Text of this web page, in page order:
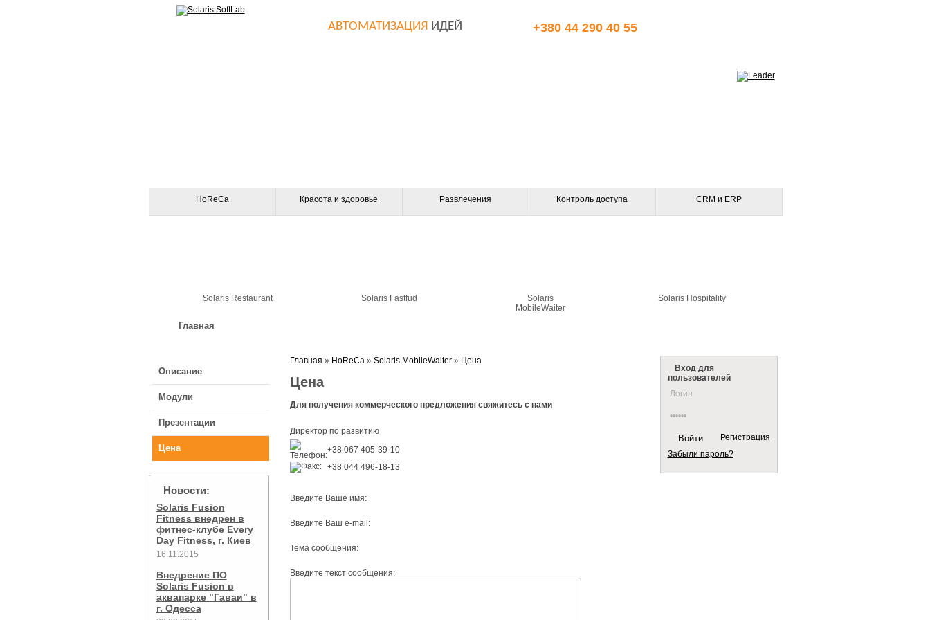
АВТОМАТИЗАЦИЯ ИДЕЙ +380 44 290 40 55
HoReCa Красота и здоровье Развлечения Контроль доступа CRM и ERP
Solaris Restaurant Solaris Fastfud
Solaris
MobileWaiter
Solaris Hospitality
Главная
Описание
Модули
Презентации
Цена
Новости:
Solaris Fusion
Fitness внедрен в
фитнес-клубе Every
Day Fitness, г. Киев
16.11.2015
Внедрение ПО
Solaris Fusion в
аквапарке "Гаваи" в
г. Одесса
Главная » HoReCa» Solaris MobileWaiter» Цена
Цена
Для получения коммерческого предложения свяжитесь с нами
Директор по развитию
+38 067 405-39-10
+38 044 496-18-13
Введите Ваше имя:
Введите Ваш e-mail:
Тема сообщения:
Введите текст сообщения:
Вход для
пользователей
Регистрация
Забыли пароль?